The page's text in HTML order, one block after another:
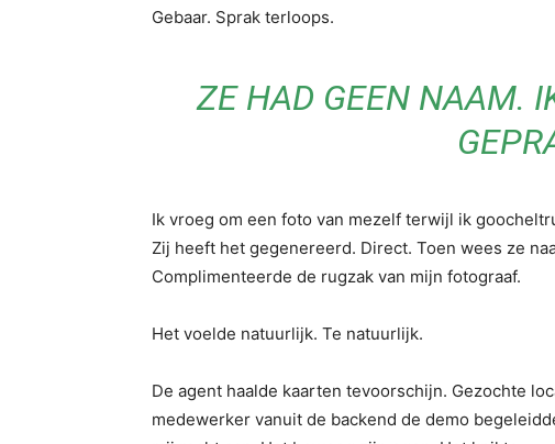
Gebaar. Sprak terloops.
ZE HAD GEEN NAAM.
Ik vroeg om een ​​foto van mezelf terwijl ik
Zij heeft het gegenereerd. Direct. Toen wees ze
Complimenteerde de rugzak van mijn fotograaf.
Het voelde natuurlijk. Te natuurlijk.
De agent haalde kaarten tevoorschijn. Gezochte
medewerker vanuit de backend de demo